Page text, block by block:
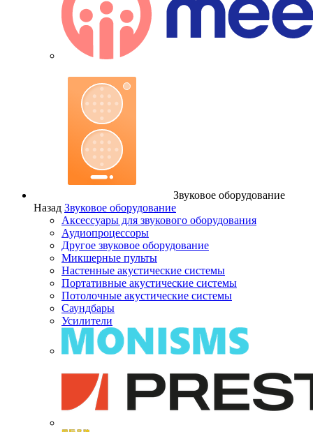
Звуковое оборудование
Назад Звуковое оборудование
Аксессуары для звукового оборудования
Аудиопроцессоры
Другое звуковое оборудование
Микшерные пульты
Настенные акустические системы
Портативные акустические системы
Потолочные акустические системы
Саундбары
Усилители